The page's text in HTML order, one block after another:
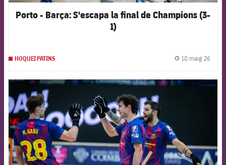
Porto - Barça: S'escapa la final de Champions (3-
1)
HOQUEI PATINS 10 maig 26
FCB Barcelona badge